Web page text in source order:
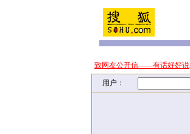
致网友公开信——有话好好说
用户：